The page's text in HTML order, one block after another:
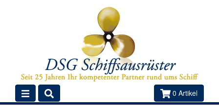
0 Artikel